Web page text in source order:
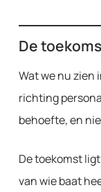
De
Wat we nu zien
richting
behoefte, en
De toekomst
van wie baat